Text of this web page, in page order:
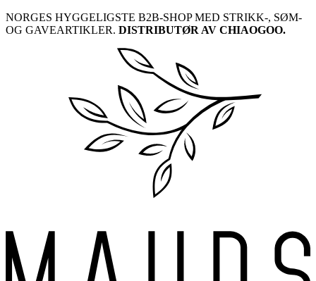
Skip
to
NORGES HYGGELIGSTE B2B-SHOP MED STRIKK-, SØM-
OG GAVEARTIKLER. DISTRIBUTØR AV CHIAOGOO.